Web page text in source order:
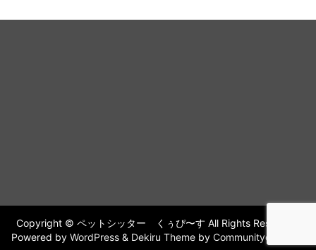
Copyright © ペットシッター くぅぴ〜す All Rights Reserved.
Powered by WordPress & Dekiru Theme by Communitycom,Inc.